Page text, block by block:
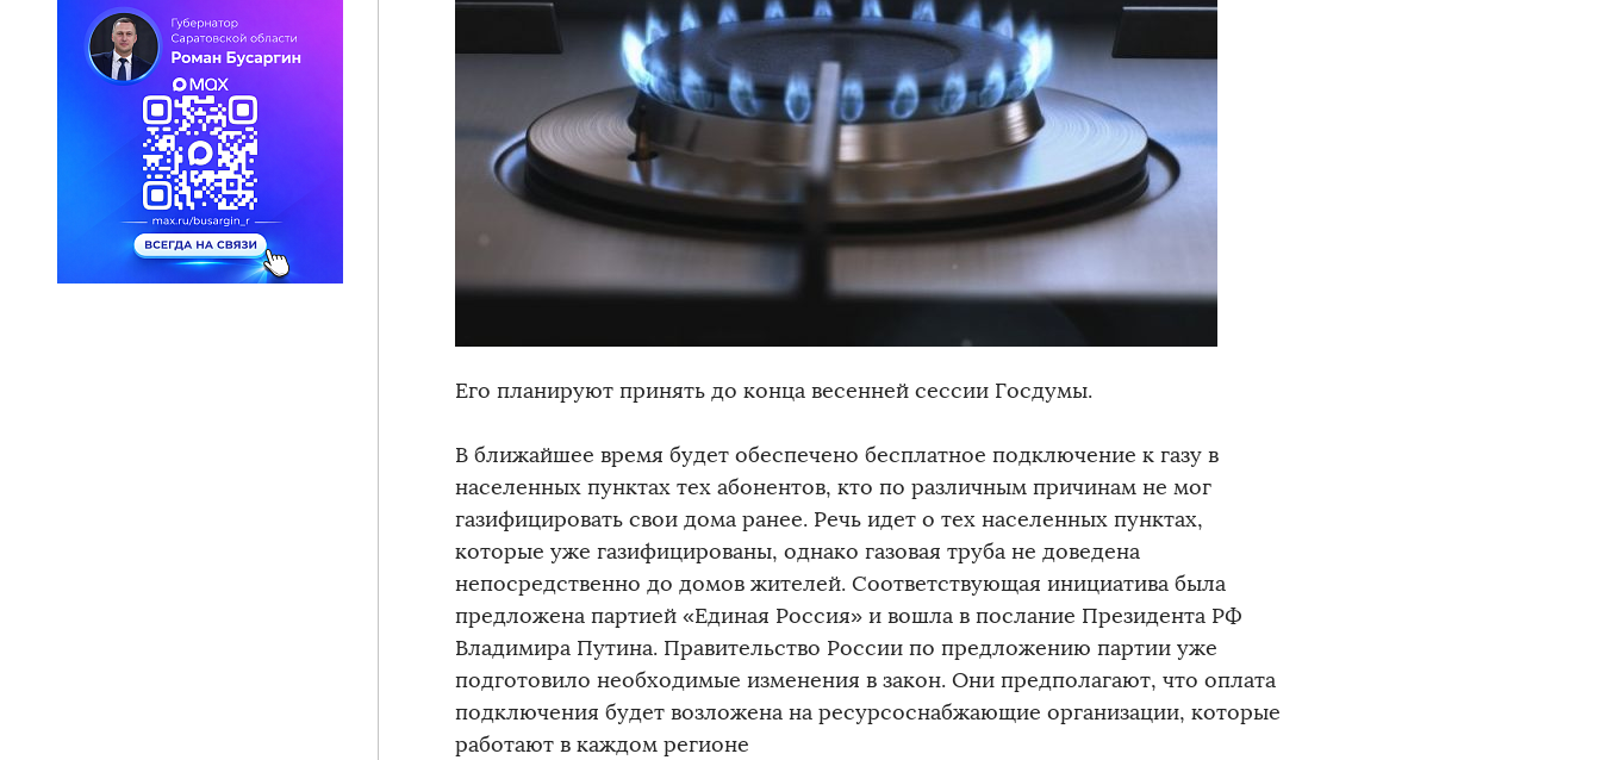
Его планируют принять до конца весенней сессии Госдумы.
В ближайшее время будет обеспечено бесплатное подключение к газу в
населенных пунктах тех абонентов, кто по различным причинам не мог
газифицировать свои дома ранее. Речь идет о тех населенных пунктах,
которые уже газифицированы, однако газовая труба не доведена
непосредственно до домов жителей. Соответствующая инициатива была
предложена партией «Единая Россия» и вошла в послание Президента РФ
Владимира Путина. Правительство России по предложению партии уже
подготовило необходимые изменения в закон. Они предполагают, что оплата
подключения будет возложена на ресурсоснабжающие организации, которые
работают в каждом регионе